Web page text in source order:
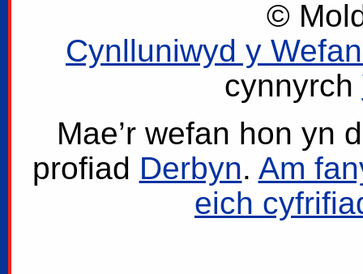
©
Cynlluniwyd y
cynnyrch
Mae’r wefan hon yn
profiad Derbyn. Am
eich